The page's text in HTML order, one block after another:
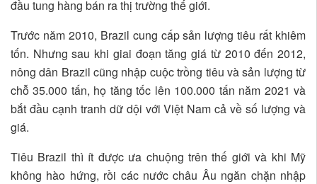
đầu tung hàng bán ra thị trường thế giới.
Trước năm 2010, Brazil cung cấp sản lượng tiêu rất khiêm
tốn. Nhưng sau khi giai đoạn tăng giá từ 2010 đến 2012,
nông dân Brazil cũng nhập cuộc trồng tiêu và sản lượng từ
chỗ 35.000 tấn, họ tăng tốc lên 100.000 tấn năm 2021 và
bắt đầu cạnh tranh dữ dội với Việt Nam cả về số lượng và
giá.
Tiêu Brazil thì ít được ưa chuộng trên thế giới và khi Mỹ
không hào hứng, rồi các nước châu Âu ngăn chặn nhập